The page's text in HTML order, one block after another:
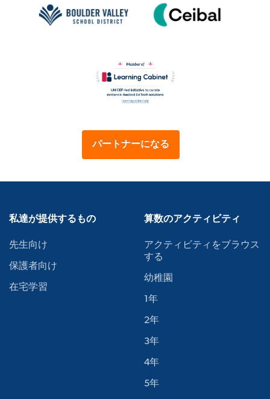
パートナーになる
私達が提供するもの
先生向け
保護者向け
在宅学習
算数のアクティビティ
アクティビティをブラウス
する
幼稚園
1年
2年
3年
4年
5年